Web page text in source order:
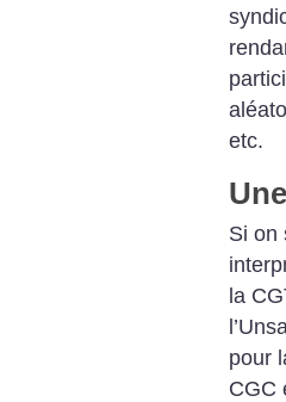
etc.
Si on
la
pour
CGC